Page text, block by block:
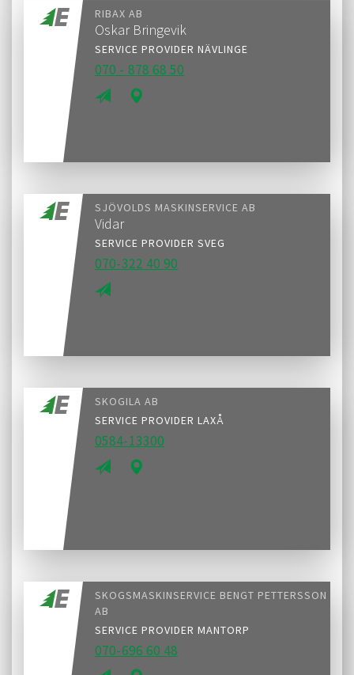
RIBAX AB
Oskar Bringevik
SERVICE PROVIDER NÄVLINGE
070 - 878 68 50
SJÖVOLDS MASKINSERVICE AB
Vidar
SERVICE PROVIDER SVEG
070-322 40 90
SKOGILA AB
SERVICE PROVIDER LAXÅ
0584-13300
SKOGSMASKINSERVICE BENGT PETTERSSON
AB
SERVICE PROVIDER MANTORP
070-696 60 48